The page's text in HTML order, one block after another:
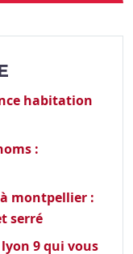
habitation
:
montpellier :
serré
9 qui vous